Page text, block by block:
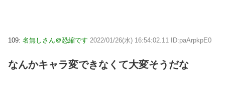
109: 名無しさん＠恐縮です 2022/01/26(水) 16:54:02.11 ID:paArpkpE0
なんかキャラ変できなくて大変そうだな